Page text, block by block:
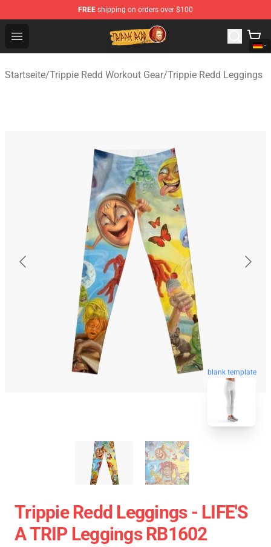
FREE shipping on orders over $100
Open menu
Trippie Redd Store - Official Trippie Redd Merchandise
Startseite/Trippie Redd Workout Gear/Trippie Redd Leggings
blank template
Trippie Redd Leggings - LIFE'S
A TRIP Leggings RB1602